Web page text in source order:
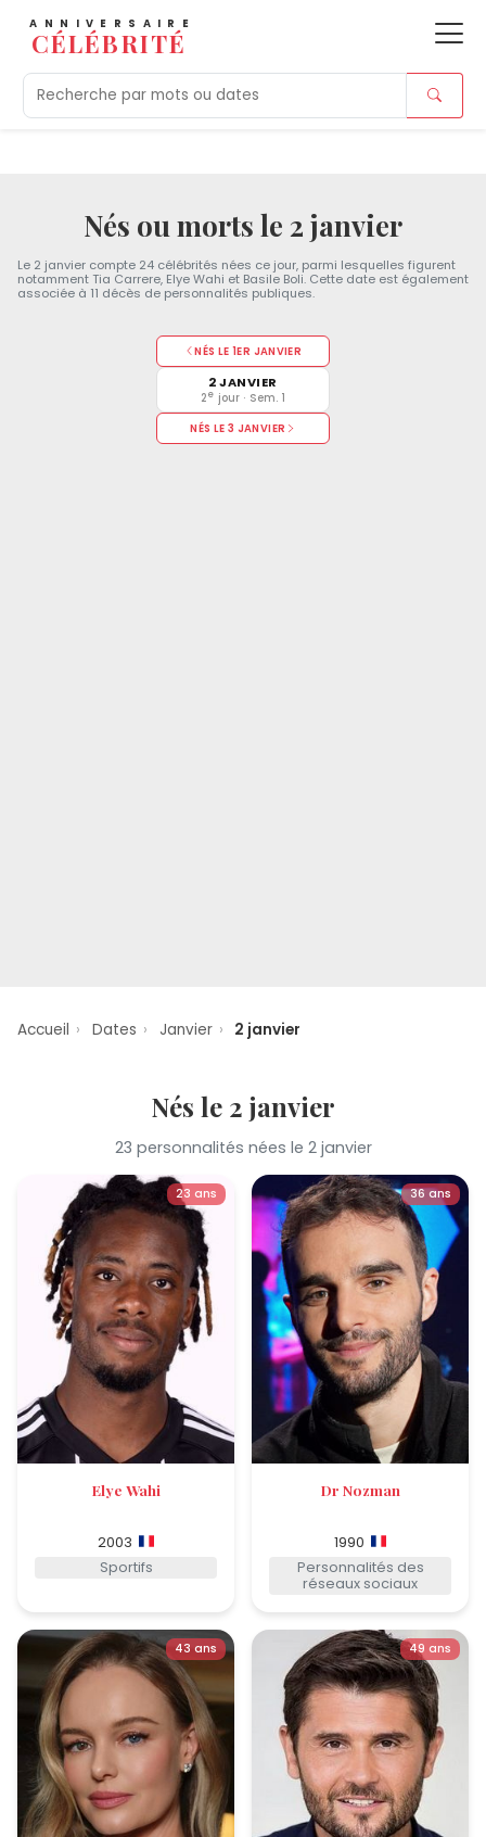
ANNIVERSAIRE
CÉLÉBRITÉ
Aujourd'hui Tendances Morts
Nés ou morts le 2 janvier
Le 2 janvier compte 24 célébrités nées ce jour, parmi lesquelles figurent
notamment Tia Carrere, Elye Wahi et Basile Boli. Cette date est également
associée à 11 décès de personnalités publiques.
NÉS LE 1ER JANVIER
2 JANVIER
2e jour · Sem. 1
NÉS LE 3 JANVIER
Accueil › Dates › Janvier › 2 janvier
Nés le 2 janvier
23 personnalités nées le 2 janvier
23 ans
Elye Wahi
2003
Sportifs
36 ans
Dr Nozman
1990
Personnalités des
réseaux sociaux
43 ans 49 ans